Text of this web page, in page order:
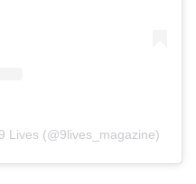
Lives (@9lives_magazine)